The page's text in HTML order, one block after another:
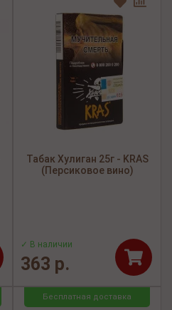
Табак Хулиган 25г - KRAS
(Персиковое вино)
✓ В наличии
363 р.
Бесплатная доставка